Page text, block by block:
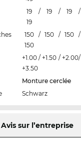
19 / 19 / 19 /
19
150 / 150 / 150 /
150
+1.00 / +1.50 / +2.00/
+3.50
Monture cerclée
Schwarz
Avis sur l’entreprise